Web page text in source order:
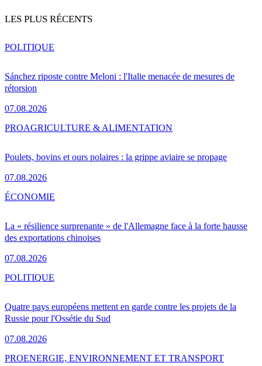
LES PLUS RÉCENTS
Sánchez riposte contre Meloni : l'Italie menacée de mesures de
rétorsion
07.08.2026
POLITIQUE
Poulets, bovins et ours polaires : la grippe aviaire se propage
07.08.2026
PROAGRICULTURE & ALIMENTATION
La « résilience surprenante » de l'Allemagne face à la forte hausse
des exportations chinoises
07.08.2026
ÉCONOMIE
Quatre pays européens mettent en garde contre les projets de la
Russie pour l'Ossétie du Sud
07.08.2026
POLITIQUE
PROENERGIE, ENVIRONNEMENT ET TRANSPORT